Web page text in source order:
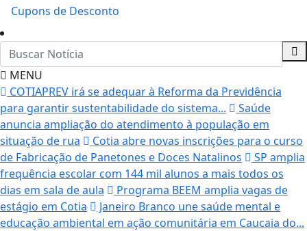
Cupons de Desconto
MENU
COTIAPREV irá se adequar à Reforma da Previdência
para garantir sustentabilidade do sistema...
Saúde
anuncia ampliação do atendimento à população em
situação de rua
Cotia abre novas inscrições para o curso
de Fabricação de Panetones e Doces Natalinos
SP amplia
frequência escolar com 144 mil alunos a mais todos os
dias em sala de aula
Programa BEEM amplia vagas de
estágio em Cotia
Janeiro Branco une saúde mental e
educação ambiental em ação comunitária em Caucaia do...